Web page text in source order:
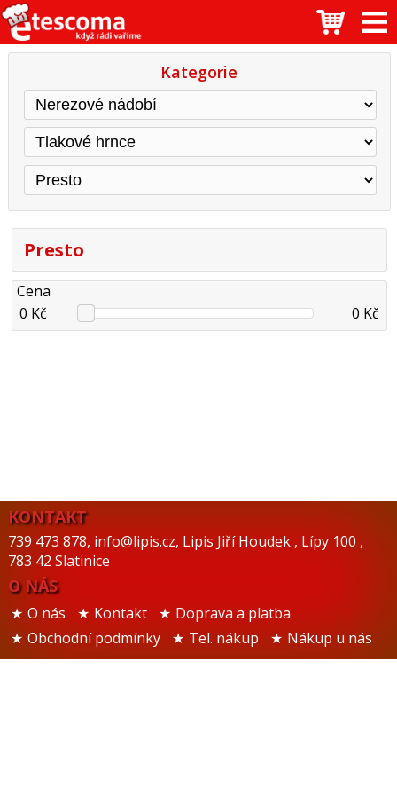
Kategorie
Presto
Cena
0 Kč
0 Kč
KONTAKT
739 473 878, info@lipis.cz, Lipis Jiří Houdek , Lípy 100 ,
783 42 Slatinice
O NÁS
O nás Kontakt
Doprava a platba
Obchodní podmínky
Tel. nákup Nákup u nás